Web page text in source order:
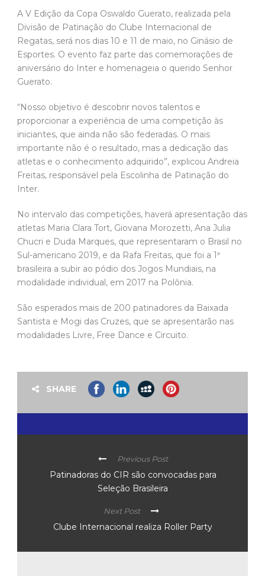
A V Edição da Copa Oswaldo Guerato, realizada pela
Divisão de Patinação do Clube Internacional de
Regatas, será nos dias 10 e 11 de maio, no Ginásio de
Esportes. O evento faz parte das comemorações de
aniversário do Inter e homenageia o querido Senhor
Guerato.
“Nosso objetivo é descobrir novos talentos e
proporcionar a experiência de uma competição às
iniciantes, que ainda não são federadas. O mais
importante não é o resultado, mas a dedicação das
atletas e o conhecimento adquirido”, explicou Andreia
Freitas, responsável pela Escolinha de Patinação do
Inter.
No intervalo das competições, haverá apresentação das
atletas Maria Clara Tort, Giovana Morozetti, Ana Julia
Chucri e Duda Marques, que representaram o Brasil no
Sul-americano 2019, e da Rafa Freitas, que foi a 1ª
brasileira a subir ao pódio dos Jogos Mundiais, na
modalidade individual, em 2017 na Polônia.
São esperados mais de 200 patinadores da Baixada
Santista e Mogi das Cruzes, que se apresentarão nas
modalidades Livre, Free Dance e Circuito.
SHARE
Previous Post
Patinadoras do CIR são convocadas para
Seleção Brasileira
Next Post
Clube Internacional realiza Roller Party